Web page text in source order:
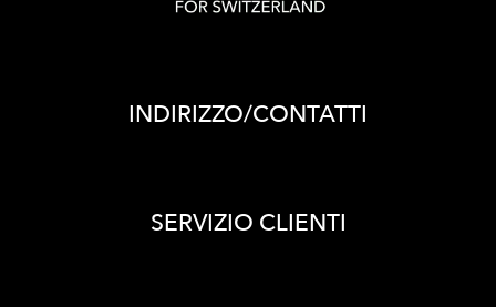
INDIRIZZO/CONTATTI
SERVIZIO CLIENTI